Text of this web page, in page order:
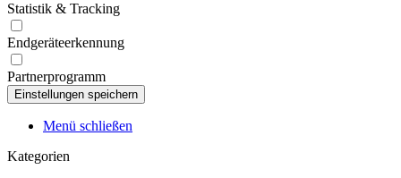
Statistik & Tracking
Endgeräteerkennung
Partnerprogramm
Menü schließen
Kategorien